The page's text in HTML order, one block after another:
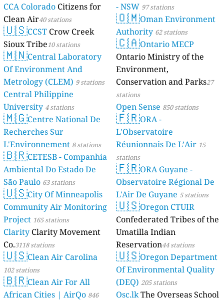
CCA Colorado Citizens for
Clean Air40 stations
🇺🇸CCST Crow Creek
Sioux Tribe10 stations
🇲🇳Central Laboratory
Of Environment And
Metrology (CLEM) 9 stations
Central Philippine
University 4 stations
🇲🇬Centre National De
Recherches Sur
L'Environnement 8 stations
🇧🇷CETESB - Companhia
Ambiental Do Estado De
São Paulo 63 stations
🇺🇸City Of Minneapolis
Community Air Monitoring
Project 165 stations
Clarity Clarity Movement
Co.3118 stations
🇺🇸Clean Air Carolina
102 stations
🇧🇷Clean Air For All
African Cities | AirQo 846
- NSW 97 stations
🇴🇲Oman Environment
Authority 62 stations
🇨🇦Ontario MECP
Ontario Ministry of the
Environment,
Conservation and Parks27
stations
Open Sense 850 stations
🇫🇷ORA -
L'Observatoire
Réunionnais De L’Air 15
stations
🇫🇷ORA Guyane -
Observatoire Régional De
L'Air De Guyane 5 stations
🇺🇸Oregon CTUIR
Confederated Tribes of the
Umatilla Indian
Reservation44 stations
🇺🇸Oregon Department
Of Environmental Quality
(DEQ) 205 stations
Osc.lkThe Overseas School